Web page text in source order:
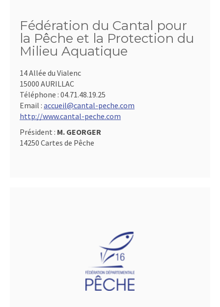
Fédération du Cantal pour
la Pêche et la Protection du
Milieu Aquatique
14 Allée du Vialenc
15000 AURILLAC
Téléphone : 04.71.48.19.25
Email : accueil@cantal-peche.com
http://www.cantal-peche.com
Président : M. GEORGER
14250 Cartes de Pêche